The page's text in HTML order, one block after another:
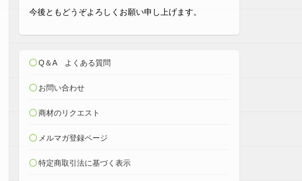
今後ともどうぞよろしくお願い申し上げます。
Q＆A よくある質問
お問い合わせ
商材のリクエスト
メルマガ登録ページ
特定商取引法に基づく表示